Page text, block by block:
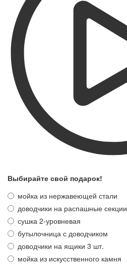
Выбирайте свой подарок!
мойка из нержавеющей стали
доводчики на распашные секции
сушка 2-уровневая
бутылочница с доводчиком
доводчики на ящики 3 шт.
мойка из искусственного камня